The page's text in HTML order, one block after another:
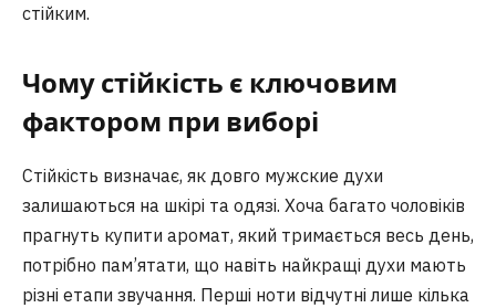
стійким.
Чому стійкість є ключовим
фактором при виборі
Стійкість визначає, як довго мужские духи
залишаються на шкірі та одязі. Хоча багато чоловіків
прагнуть купити аромат, який тримається весь день,
потрібно пам’ятати, що навіть найкращі духи мають
різні етапи звучання. Перші ноти відчутні лише кілька